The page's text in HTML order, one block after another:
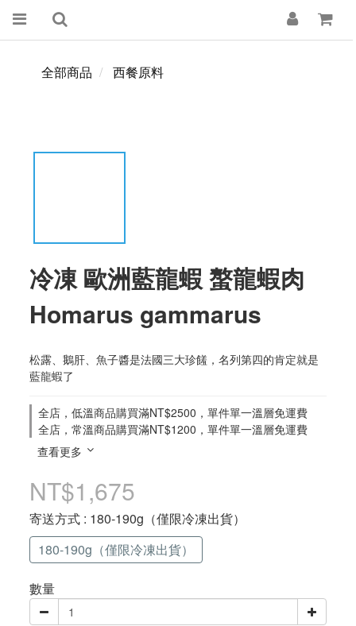
全部商品 西餐原料
冷凍 歐洲藍龍蝦 螯龍蝦肉
Homarus gammarus
松露、鵝肝、魚子醬是法國三大珍饈，名列第四的肯定就是
藍龍蝦了
全店，低溫商品購買滿NT$2500，單件單一溫層免運費
全店，常溫商品購買滿NT$1200，單件單一溫層免運費
查看更多
NT$1,675
寄送方式 : 180-190g（僅限冷凍出貨）
180-190g（僅限冷凍出貨）
數量